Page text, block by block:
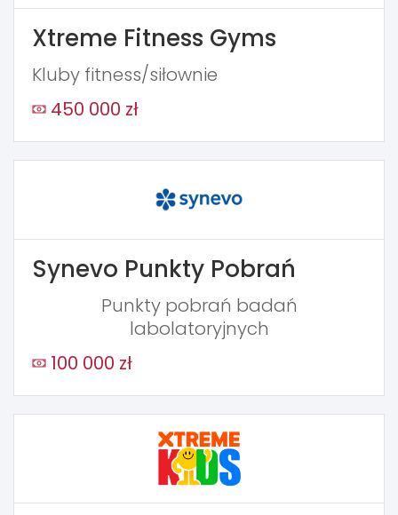
Xtreme Fitness Gyms
Kluby fitness/siłownie
450 000 zł
Synevo Punkty Pobrań
Punkty pobrań badań
labolatoryjnych
100 000 zł